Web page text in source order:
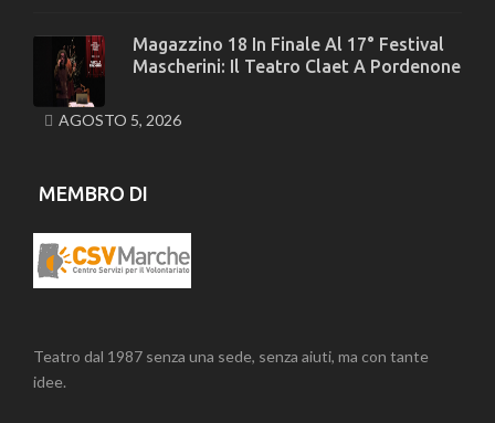
Magazzino 18 In Finale Al 17° Festival
Mascherini: Il Teatro Claet A Pordenone
AGOSTO 5, 2026
MEMBRO DI
Teatro dal 1987 senza una sede, senza aiuti, ma con tante
idee.